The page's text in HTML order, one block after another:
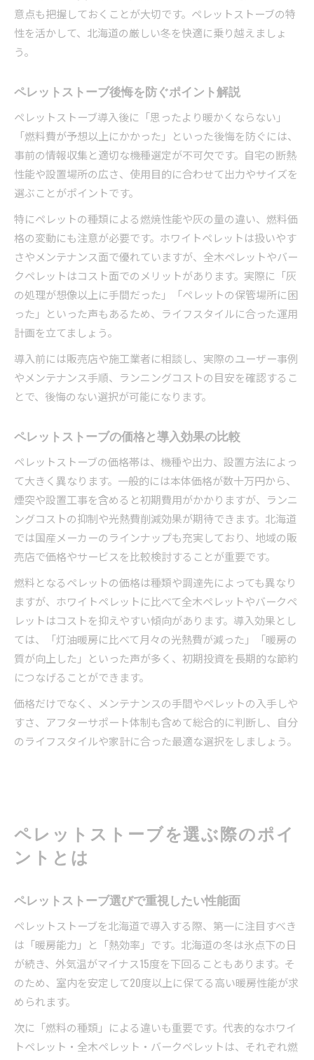
意点も把握しておくことが大切です。ペレットストーブの特
性を活かして、北海道の厳しい冬を快適に乗り越えましょ
う。
ペレットストーブ後悔を防ぐポイント解説
ペレットストーブ導入後に「思ったより暖かくならない」
「燃料費が予想以上にかかった」といった後悔を防ぐには、
事前の情報収集と適切な機種選定が不可欠です。自宅の断熱
性能や設置場所の広さ、使用目的に合わせて出力やサイズを
選ぶことがポイントです。
特にペレットの種類による燃焼性能や灰の量の違い、燃料価
格の変動にも注意が必要です。ホワイトペレットは扱いやす
さやメンテナンス面で優れていますが、全木ペレットやバー
クペレットはコスト面でのメリットがあります。実際に「灰
の処理が想像以上に手間だった」「ペレットの保管場所に困
った」といった声もあるため、ライフスタイルに合った運用
計画を立てましょう。
導入前には販売店や施工業者に相談し、実際のユーザー事例
やメンテナンス手順、ランニングコストの目安を確認するこ
とで、後悔のない選択が可能になります。
ペレットストーブの価格と導入効果の比較
ペレットストーブの価格帯は、機種や出力、設置方法によっ
て大きく異なります。一般的には本体価格が数十万円から、
煙突や設置工事を含めると初期費用がかかりますが、ランニ
ングコストの抑制や光熱費削減効果が期待できます。北海道
では国産メーカーのラインナップも充実しており、地域の販
売店で価格やサービスを比較検討することが重要です。
燃料となるペレットの価格は種類や調達先によっても異なり
ますが、ホワイトペレットに比べて全木ペレットやバークペ
レットはコストを抑えやすい傾向があります。導入効果とし
ては、「灯油暖房に比べて月々の光熱費が減った」「暖房の
質が向上した」といった声が多く、初期投資を長期的な節約
につなげることができます。
価格だけでなく、メンテナンスの手間やペレットの入手しや
すさ、アフターサポート体制も含めて総合的に判断し、自分
のライフスタイルや家計に合った最適な選択をしましょう。
ペレットストーブを選ぶ際のポイ
ントとは
ペレットストーブ選びで重視したい性能面
ペレットストーブを北海道で導入する際、第一に注目すべき
は「暖房能力」と「熱効率」です。北海道の冬は氷点下の日
が続き、外気温がマイナス15度を下回ることもあります。そ
のため、室内を安定して20度以上に保てる高い暖房性能が求
められます。
次に「燃料の種類」による違いも重要です。代表的なホワイ
トペレット・全木ペレット・バークペレットは、それぞれ燃